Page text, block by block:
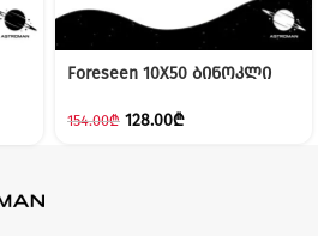
Foreseen 10X50 ბინოკლი
154.00₾ 128.00₾